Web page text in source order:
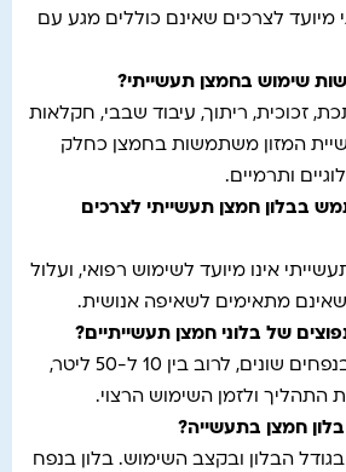
מיועד לצרכים שאינם כוללים מגע עם
שימוש בחמצן תעשייתי?
זכוכית, ריתוך, עיבוד שבבי, חקלאות
המזון משתמשות בחמצן כחלק
ותרמיים.
בבלון חמצן תעשייתי לצרכים
אינו מיועד לשימוש רפואי, ועלול
מתאימים לשאיפה אנושית.
של בלוני חמצן תעשייתיים?
בלונים מגיעים בנפחים שונים, לרוב בין 10 ל-50 ליטר,
התהליך ולזמן השימוש הרצוי.
חמצן בתעשייה?
הבלון ובקצב השימוש. בלון בנפח